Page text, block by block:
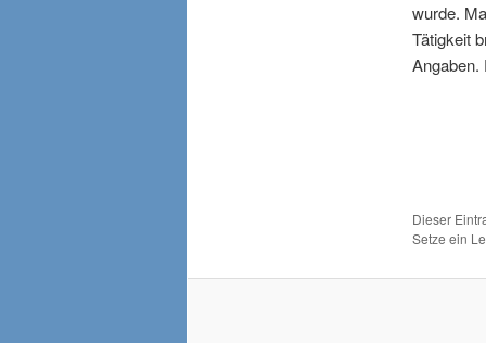
wurde.
Tätigkeit
Angaben.
Dieser
Setze ein